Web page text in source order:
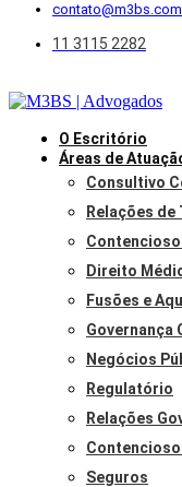
11 3115 2282
O Escritório
Áreas de
Consultivo
Relações de
Direito
Fusões e
Governança
Negócios
Regulatório
Relações
Seguros